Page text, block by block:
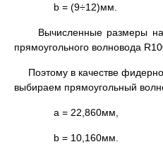
b = (9÷12)мм.
Вычисленные размеры
прямоугольного волновода
Поэтому в качестве
выбираем прямоугольный
а = 22,860мм,
b = 10,160мм.